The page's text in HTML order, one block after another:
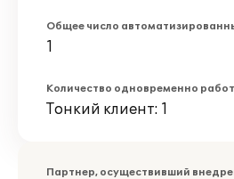
Общее число
1
Количество одновременно
Тонкий клиент: 1
Партнер, осуществивший